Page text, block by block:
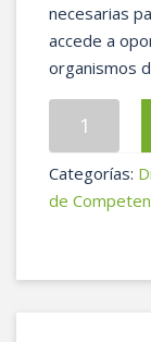
necesarias
accede a
organismos
Gestión
del
Tránsito
Categorías:
de